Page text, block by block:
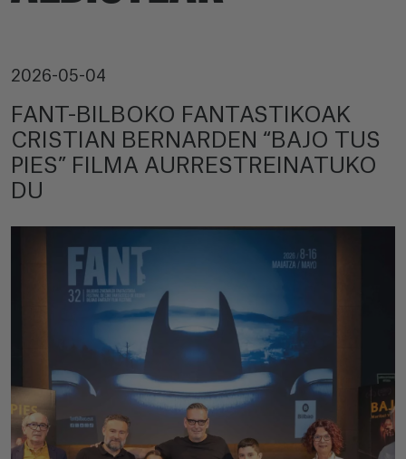
2026-05-04
FANT-BILBOKO FANTASTIKOAK
CRISTIAN BERNARDEN “BAJO TUS
PIES” FILMA AURRESTREINATUKO
DU